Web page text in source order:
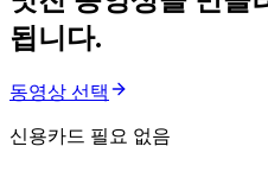
됩니다.
동영상 선택
신용카드 필요 없음